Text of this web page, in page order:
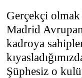
Gerçekçi
Madrid
kadroya
Şüphesiz o